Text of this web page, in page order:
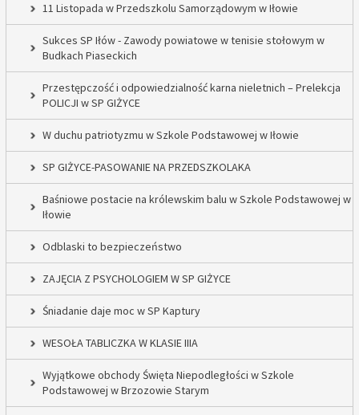
11 Listopada w Przedszkolu Samorządowym w Iłowie
Sukces SP Iłów - Zawody powiatowe w tenisie stołowym w
Budkach Piaseckich
Przestępczość i odpowiedzialność karna nieletnich – Prelekcja
POLICJI w SP GIŻYCE
W duchu patriotyzmu w Szkole Podstawowej w Iłowie
SP GIŻYCE-PASOWANIE NA PRZEDSZKOLAKA
Baśniowe postacie na królewskim balu w Szkole Podstawowej w
Iłowie
Odblaski to bezpieczeństwo
ZAJĘCIA Z PSYCHOLOGIEM W SP GIŻYCE
Śniadanie daje moc w SP Kaptury
WESOŁA TABLICZKA W KLASIE IIIA
Wyjątkowe obchody Święta Niepodległości w Szkole
Podstawowej w Brzozowie Starym